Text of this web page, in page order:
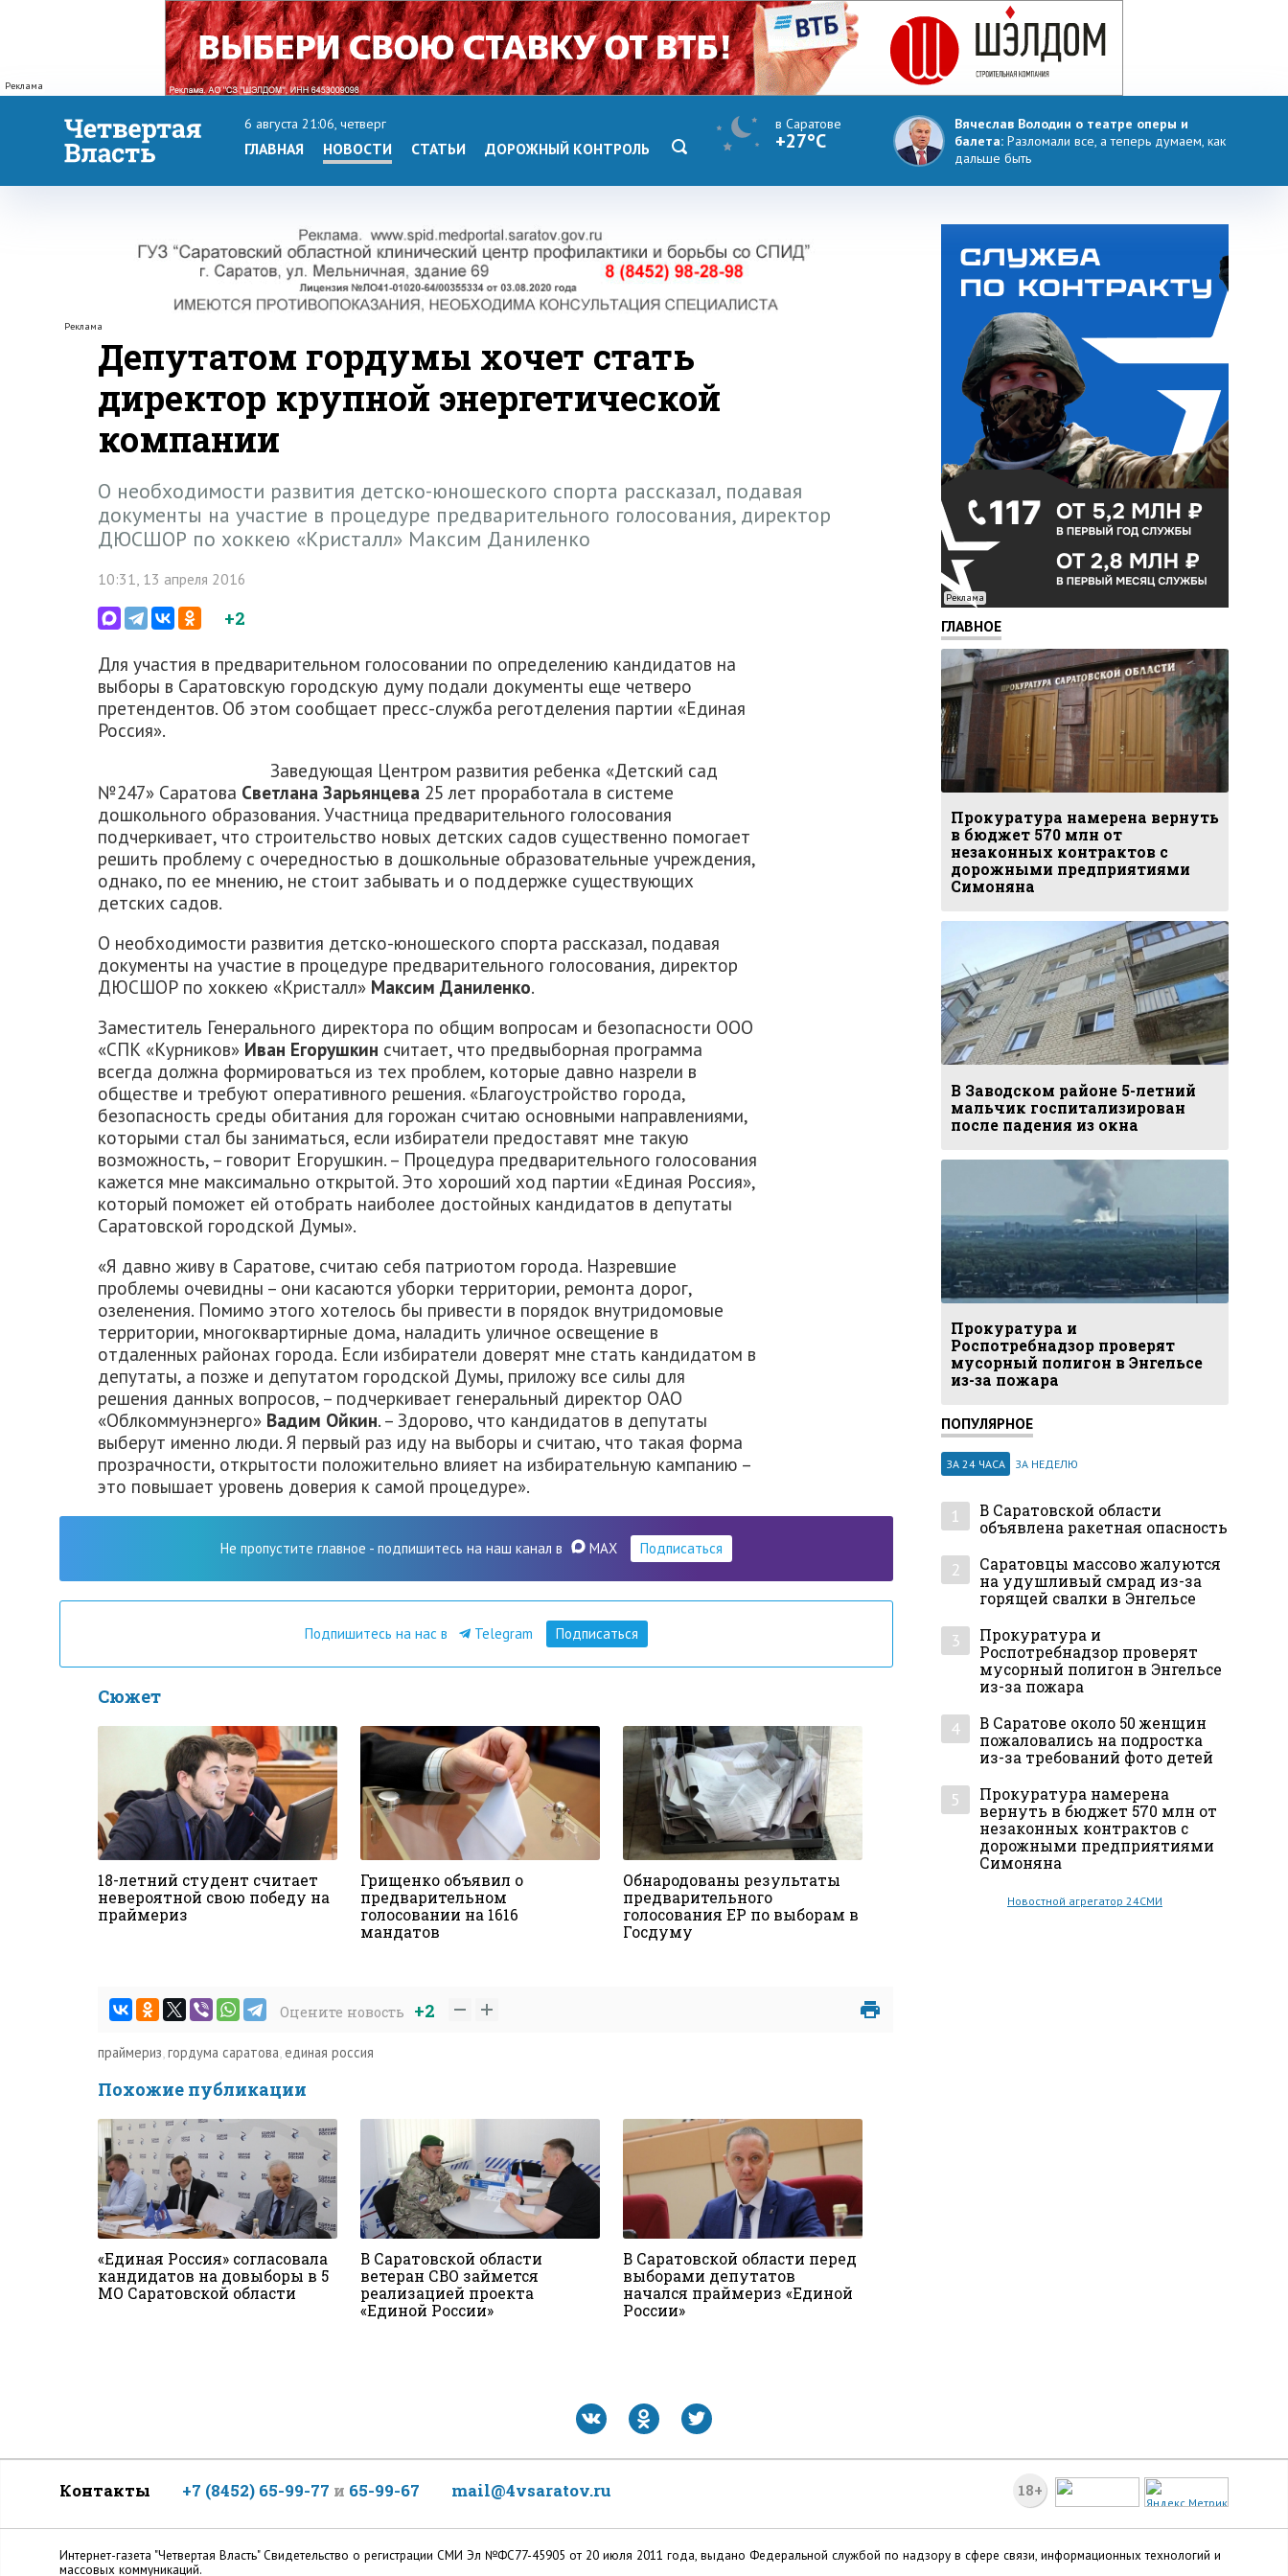
Реклама
6 августа 21:06, четверг
ГЛАВНАЯ НОВОСТИ СТАТЬИ ДОРОЖНЫЙ КОНТРОЛЬ
в Саратове
+27°C
Вячеслав Володин о театре оперы и
балета: Разломали все, а теперь думаем, как
дальше быть
Реклама
Депутатом гордумы хочет стать
директор крупной энергетической
компании
О необходимости развития детско-юношеского спорта рассказал, подавая
документы на участие в процедуре предварительного голосования, директор
ДЮСШОР по хоккею «Кристалл» Максим Даниленко
10:31, 13 апреля 2016
+2
Для участия в предварительном голосовании по определению кандидатов на
выборы в Саратовскую городскую думу подали документы еще четверо
претендентов. Об этом сообщает пресс-служба реготделения партии «Единая
Россия».
Заведующая Центром развития ребенка «Детский сад
№247» Саратова Светлана Зарьянцева 25 лет проработала в системе
дошкольного образования. Участница предварительного голосования
подчеркивает, что строительство новых детских садов существенно помогает
решить проблему с очередностью в дошкольные образовательные учреждения,
однако, по ее мнению, не стоит забывать и о поддержке существующих
детских садов.
О необходимости развития детско-юношеского спорта рассказал, подавая
документы на участие в процедуре предварительного голосования, директор
ДЮСШОР по хоккею «Кристалл» Максим Даниленко.
Заместитель Генерального директора по общим вопросам и безопасности ООО
«СПК «Курников» Иван Егорушкин считает, что предвыборная программа
всегда должна формироваться из тех проблем, которые давно назрели в
обществе и требуют оперативного решения. «Благоустройство города,
безопасность среды обитания для горожан считаю основными направлениями,
которыми стал бы заниматься, если избиратели предоставят мне такую
возможность, – говорит Егорушкин. – Процедура предварительного голосования
кажется мне максимально открытой. Это хороший ход партии «Единая Россия»,
который поможет ей отобрать наиболее достойных кандидатов в депутаты
Саратовской городской Думы».
«Я давно живу в Саратове, считаю себя патриотом города. Назревшие
проблемы очевидны – они касаются уборки территории, ремонта дорог,
озеленения. Помимо этого хотелось бы привести в порядок внутридомовые
территории, многоквартирные дома, наладить уличное освещение в
отдаленных районах города. Если избиратели доверят мне стать кандидатом в
депутаты, а позже и депутатом городской Думы, приложу все силы для
решения данных вопросов, – подчеркивает генеральный директор ОАО
«Облкоммунэнерго» Вадим Ойкин. – Здорово, что кандидатов в депутаты
выберут именно люди. Я первый раз иду на выборы и считаю, что такая форма
прозрачности, открытости положительно влияет на избирательную кампанию –
это повышает уровень доверия к самой процедуре».
Не пропустите главное - подпишитесь на наш канал в MAX Подписаться
Подпишитесь на нас в Telegram Подписаться
Сюжет
18-летний студент считает
невероятной свою победу на
праймериз
Грищенко объявил о
предварительном
голосовании на 1616
мандатов
Обнародованы результаты
предварительного
голосования ЕР по выборам в
Госдуму
Оцените новость +2
праймериз,гордума саратова, единая россия
Похожие публикации
«Единая Россия» согласовала
кандидатов на довыборы в 5
МО Саратовской области
В Саратовской области
ветеран СВО займется
реализацией проекта
«Единой России»
В Саратовской области перед
выборами депутатов
начался праймериз «Единой
России»
Реклама
ГЛАВНОЕ
Прокуратура намерена вернуть
в бюджет 570 млн от
незаконных контрактов с
дорожными предприятиями
Симоняна
В Заводском районе 5-летний
мальчик госпитализирован
после падения из окна
Прокуратура и
Роспотребнадзор проверят
мусорный полигон в Энгельсе
из-за пожара
ПОПУЛЯРНОЕ
ЗА 24 ЧАСА ЗА НЕДЕЛЮ
1
В Саратовской области
объявлена ракетная опасность
2
Саратовцы массово жалуются
на удушливый смрад из-за
горящей свалки в Энгельсе
3
Прокуратура и
Роспотребнадзор проверят
мусорный полигон в Энгельсе
из-за пожара
4
В Саратове около 50 женщин
пожаловались на подростка
из-за требований фото детей
5
Прокуратура намерена
вернуть в бюджет 570 млн от
незаконных контрактов с
дорожными предприятиями
Симоняна
Новостной агрегатор 24СМИ
18+
Контакты +7 (8452) 65-99-77 и 65-99-67 mail@4vsaratov.ru
Интернет-газета "Четвертая Власть" Cвидетельство о регистрации СМИ Эл №ФС77-45905 от 20 июля 2011 года, выдано Федеральной службой по надзору в сфере связи, информационных технологий и
массовых коммуникаций.